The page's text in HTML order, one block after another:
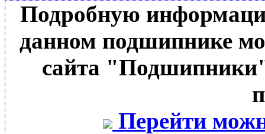
Подробную
данном подшипнике
сайта
Перейти